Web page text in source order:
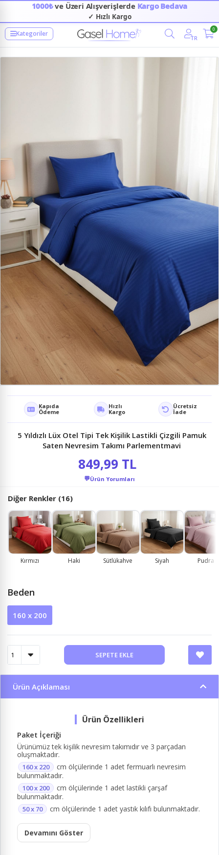
1000₺ve Üzeri Alışverişlerde Kargo Bedava
✓ Hızlı Kargo
✓ Güvenilir Alışveriş
Kategoriler
TR
0
Kapıda
Ödeme
Hızlı
Kargo
Ücretsiz
İade
5 Yıldızlı Lüx Otel Tipi Tek Kişilik Lastikli Çizgili Pamuk
Saten Nevresim Takımı Parlementmavi
849,99 TL
💬Ürün Yorumları
Diğer Renkler (16)
Kırmızı Haki Sütlükahve Siyah Pudra
Beden
160 x 200
SEPETE EKLE
Ürün Açıklaması
Paket İçeriği
Ürünümüz tek kişilik nevresim takımıdır ve 3 parçadan
oluşmaktadır.
160 x 220
cm ölçülerinde 1 adet fermuarlı nevresim
bulunmaktadır.
100 x 200
cm ölçülerinde 1 adet lastikli çarşaf
bulunmaktadır.
50 x 70 cm ölçülerinde 1 adet yastık kılıfı bulunmaktadır.
Devamını Göster